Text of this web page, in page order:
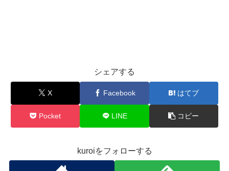
シェアする
X Facebook はてブ
Pocket LINE コピー
kuroiをフォローする